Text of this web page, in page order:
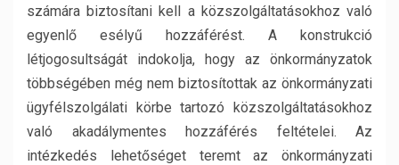
számára biztosítani kell a közszolgáltatásokhoz való
egyenlő esélyű hozzáférést. A konstrukció
létjogosultságát indokolja, hogy az önkormányzatok
többségében még nem biztosítottak az önkormányzati
ügyfélszolgálati körbe tartozó közszolgáltatásokhoz
való akadálymentes hozzáférés feltételei. Az
intézkedés lehetőséget teremt az önkormányzati